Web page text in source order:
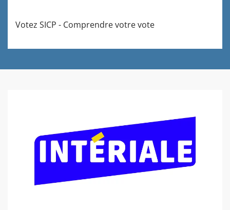
Votez SICP - Comprendre votre vote